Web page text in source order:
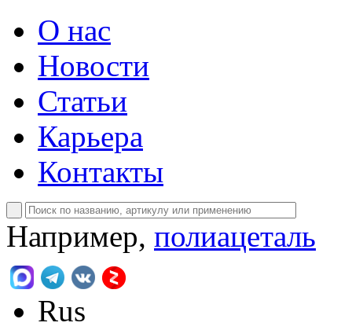
О нас
Новости
Статьи
Карьера
Контакты
Например, полиацеталь
Rus